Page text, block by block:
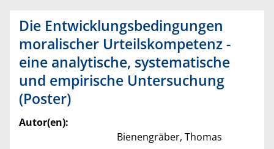
Die Entwicklungsbedingungen
moralischer Urteilskompetenz -
eine analytische, systematische
und empirische Untersuchung
(Poster)
Autor(en):
Bienengräber, Thomas